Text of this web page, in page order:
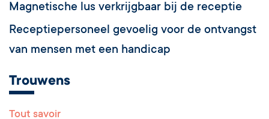
Magnetische lus verkrijgbaar bij de receptie
Receptiepersoneel gevoelig voor de ontvangst
van mensen met een handicap
Trouwens
Tout savoir